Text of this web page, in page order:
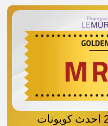
كود خصم لي مور 2026 احدث كوبونات